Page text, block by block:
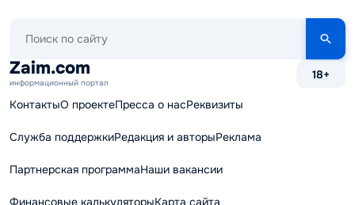
сайту
Zaim.com
информационный портал
18+
КонтактыО проектеПресса о насРеквизиты
Служба поддержкиРедакция и авторыРеклама
Партнерская программаНаши вакансии
Финансовые калькуляторыКарта сайта